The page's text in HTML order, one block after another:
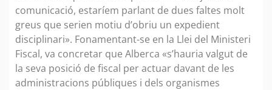
comunicació, estaríem parlant de dues faltes molt
greus que serien motiu d’obriu un expedient
disciplinari». Fonamentant-se en la Llei del Ministeri
Fiscal, va concretar que Alberca «s’hauria valgut de
la seva posició de fiscal per actuar davant de les
administracions públiques i dels organismes